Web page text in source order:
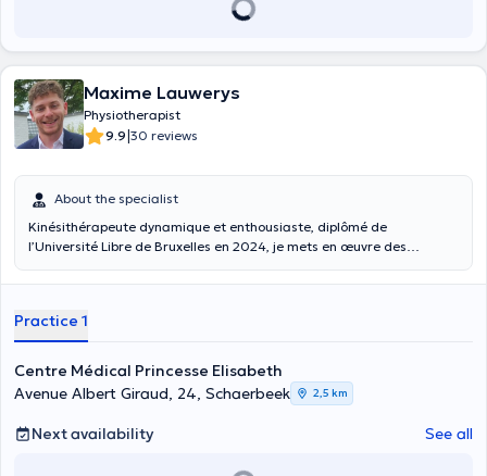
Maxime Lauwerys
Physiotherapist
9.9|30 reviews
About the specialist
Kinésithérapeute dynamique et enthousiaste, diplômé de
l’Université Libre de Bruxelles en 2024, je mets en œuvre des
personnalisé et efficace. Mon objectif : allier scientificité et bien-
dans votre rééducation.
Practice 1
Centre Médical Princesse Elisabeth
Avenue Albert Giraud, 24, Schaerbeek
2,5 km
Next availability See all